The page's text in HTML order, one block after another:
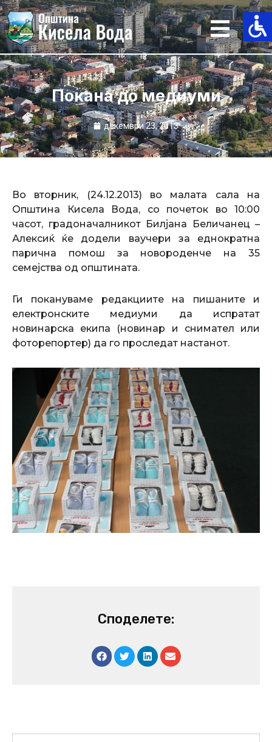
Skip
to
content
Покана до медиуми
декември 23, 2013
Во вторник, (24.12.2013) во малата сала на
Општина Кисела Вода, со почеток во 10:00
часот, градоначалникот Билјана Беличанец –
Алексиќ ќе додели ваучери за еднократна
парична помош за новороденче на 35
семејства од општината.
Ги покануваме редакциите на пишаните и
електронските медиуми да испратат
новинарска екипа (новинар и снимател или
фоторепортер) да го проследат настанот.
Споделете: